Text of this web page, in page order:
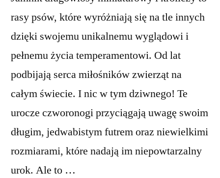
rasy psów, które wyróżniają się na tle innych
dzięki swojemu unikalnemu wyglądowi i
pełnemu życia temperamentowi. Od lat
podbijają serca miłośników zwierząt na
całym świecie. I nic w tym dziwnego! Te
urocze czworonogi przyciągają uwagę swoim
długim, jedwabistym futrem oraz niewielkimi
rozmiarami, które nadają im niepowtarzalny
urok. Ale to …